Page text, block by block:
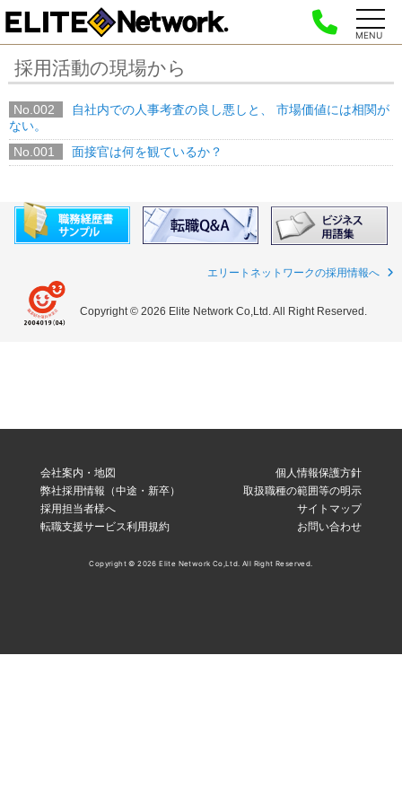
MENU
採用活動の現場から
No.002
自社内での人事考査の良し悪しと、 市場価値には相関が
ない。
No.001
面接官は何を観ているか？
エリートネットワークの採用情報へ
Copyright © 2026 Elite Network Co,Ltd. All Right Reserved.
会社案内・地図
弊社採用情報（中途・新卒）
採用担当者様へ
転職支援サービス利用規約
個人情報保護方針
取扱職種の範囲等の明示
サイトマップ
お問い合わせ
Copyright © 2026 Elite Network Co,Ltd. All Right Reserved.